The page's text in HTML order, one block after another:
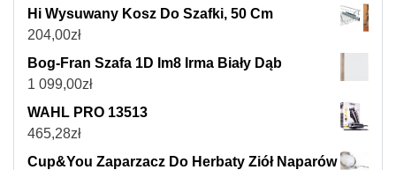
Hi Wysuwany Kosz Do Szafki, 50 Cm
204,00zł
Bog-Fran Szafa 1D Im8 Irma Biały Dąb
1 099,00zł
WAHL PRO 13513
465,28zł
Cup&You Zaparzacz Do Herbaty Ziół Naparów